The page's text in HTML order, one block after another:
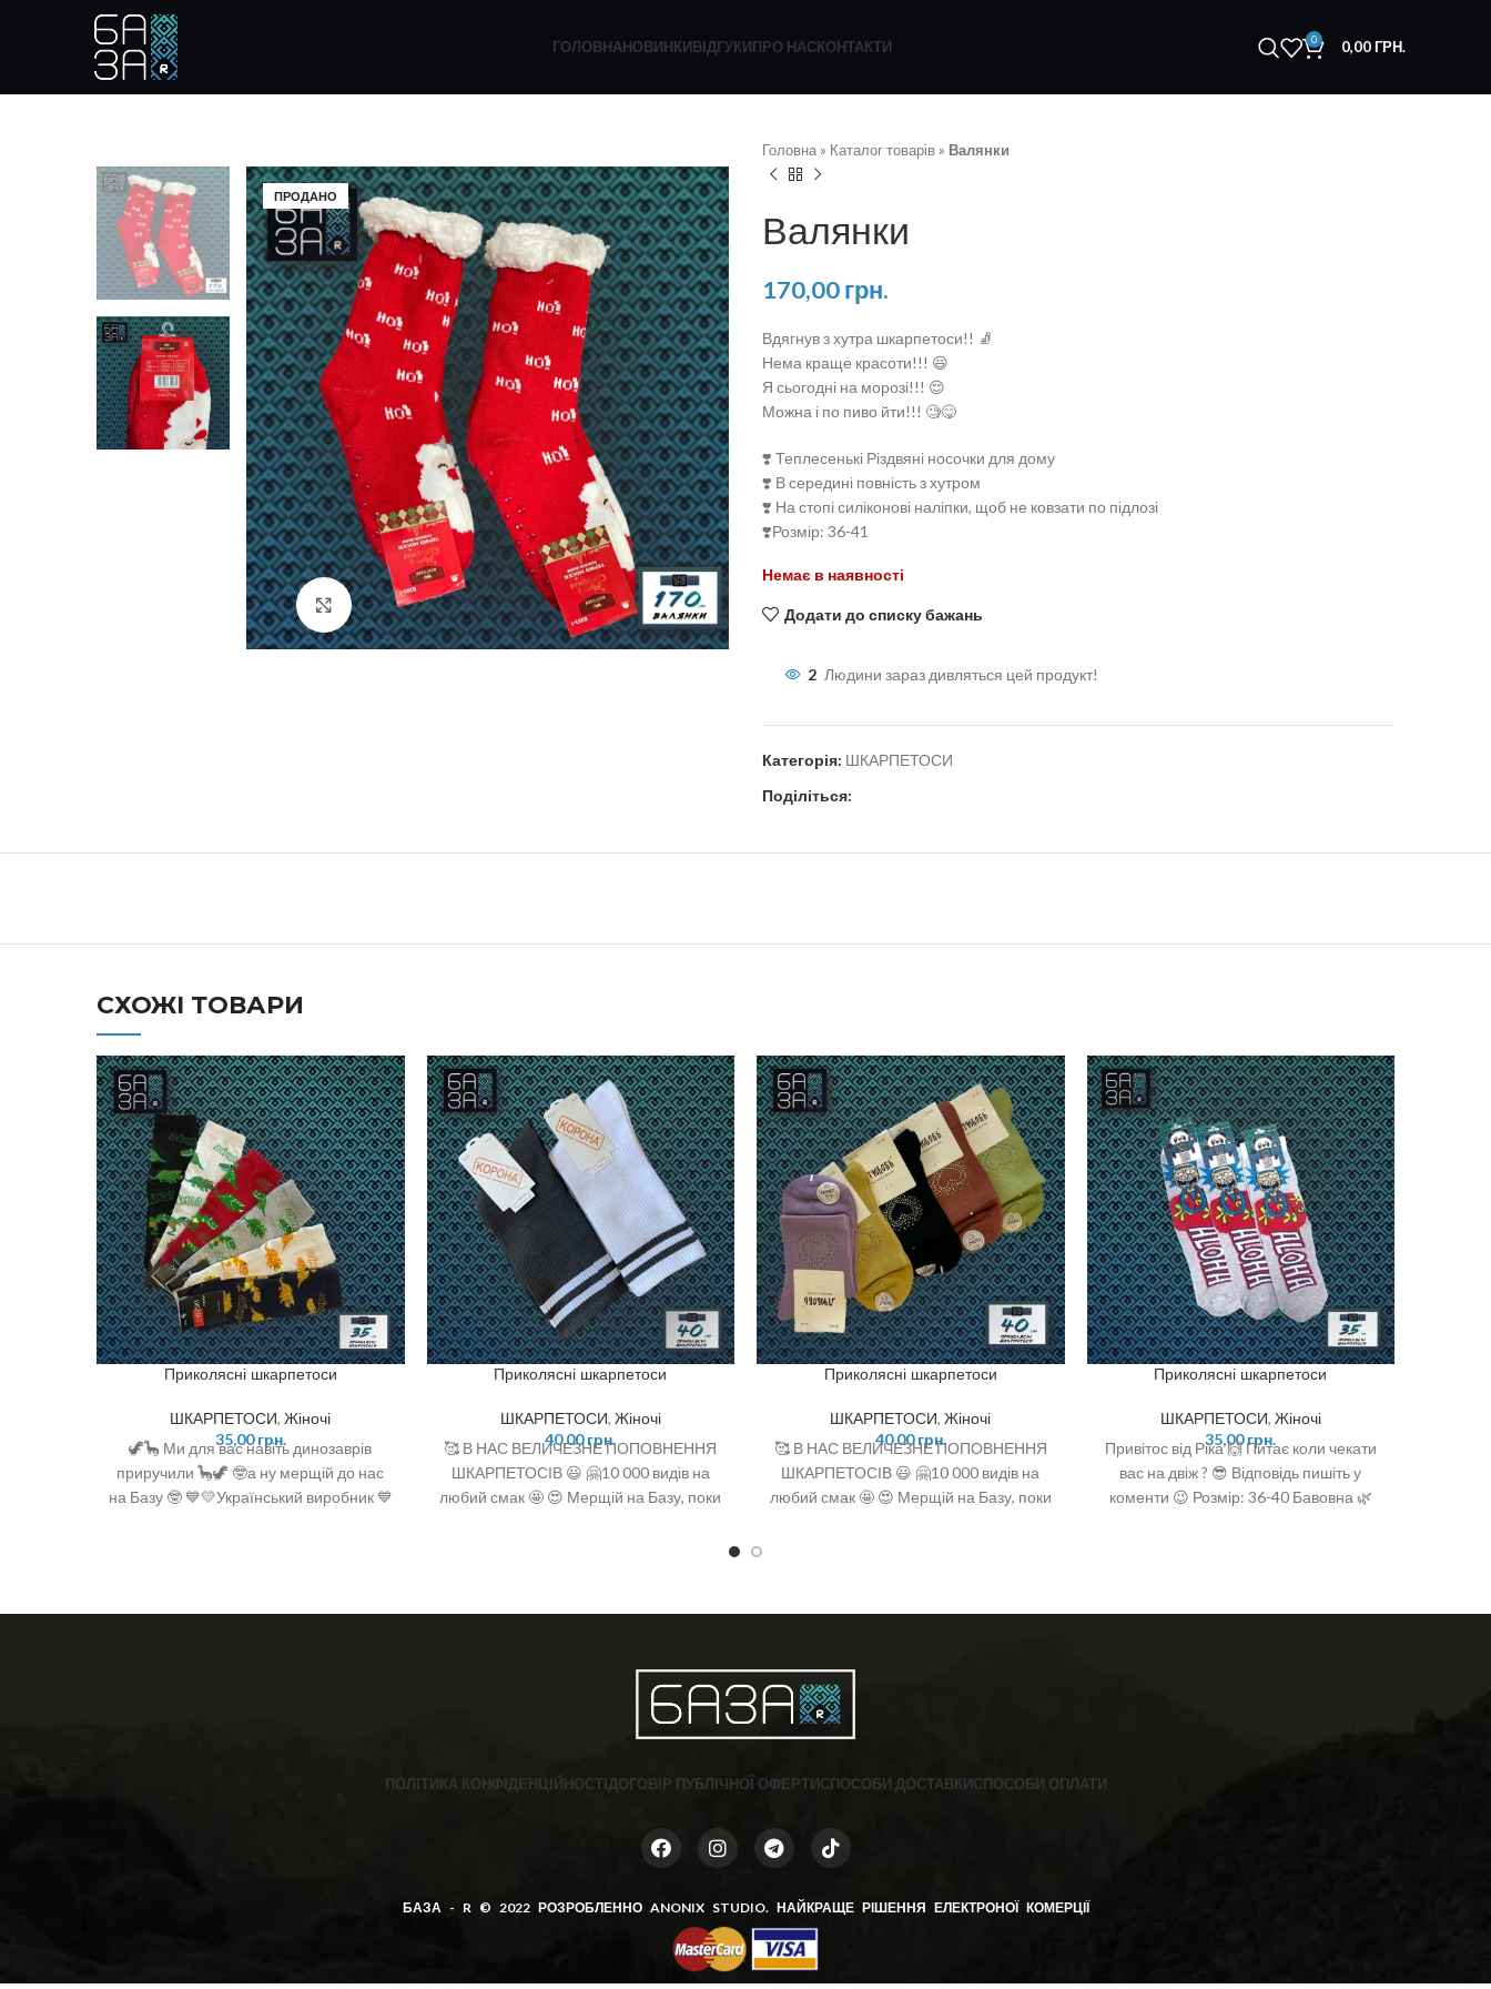
ГОЛОВНАНОВИНКИВІДГУКИПРО НАСКОНТАКТИ 0 0,00ГРН.
ПРОДАНО
Натисніть, щоб збільшити
Головна » Каталог товарів » Валянки
Валянки
170,00грн.
Вдягнув з хутра шкарпетоси!! 🧦
Нема краще красоти!!! 😃
Я сьогодні на морозі!!! 😌
Можна і по пиво йти!!! 🧐😋
❣️ Теплесенькі Різдвяні носочки для дому
❣️ В середині повність з хутром
❣️ На стопі силіконові наліпки, щоб не ковзати по підлозі
❣️Розмір: 36-41
Немає в наявності
Додати до списку бажань
2 Людини зараз дивляться цей продукт!
Категорія: ШКАРПЕТОСИ
Поділіться:
СХОЖІ ТОВАРИ
Приколясні шкарпетоси
ШКАРПЕТОСИ,Жіночі
35,00грн.
🦖🦕 Ми для вас навіть динозаврів
приручили 🦕🦖 🤓а ну мерщій до нас
на Базу 🤓 💙💛Український виробник 💙
Приколясні шкарпетоси
ШКАРПЕТОСИ, Жіночі
40,00грн.
🥰 В НАС ВЕЛИЧЕЗНЕ ПОПОВНЕННЯ
ШКАРПЕТОСІВ 😃 🤗10 000 видів на
любий смак 🤩 😍 Мерщій на Базу, поки
Приколясні шкарпетоси
ШКАРПЕТОСИ,Жіночі
40,00грн.
🥰 В НАС ВЕЛИЧЕЗНЕ ПОПОВНЕННЯ
ШКАРПЕТОСІВ 😃 🤗10 000 видів на
любий смак 🤩 😍 Мерщій на Базу, поки
Приколясні шкарпетоси
ШКАРПЕТОСИ, Жіночі
35,00грн.
Привітос від Ріка 🙌 Питає коли чекати
вас на двіж ? 😎 Відповідь пишіть у
коменти 😉 Розмір: 36-40 Бавовна 🌿
ПОЛІТИКА КОНФІДЕНЦІЙНОСТІДОГОВІР ПУБЛІЧНОЇ ОФЕРТИСПОСОБИ ДОСТАВКИСПОСОБИ ОПЛАТИ
БАЗА - R © 2022 РОЗРОБЛЕННО ANONIX STUDIO. НАЙКРАЩЕ РІШЕННЯ ЕЛЕКТРОНОЇ КОМЕРЦІЇ